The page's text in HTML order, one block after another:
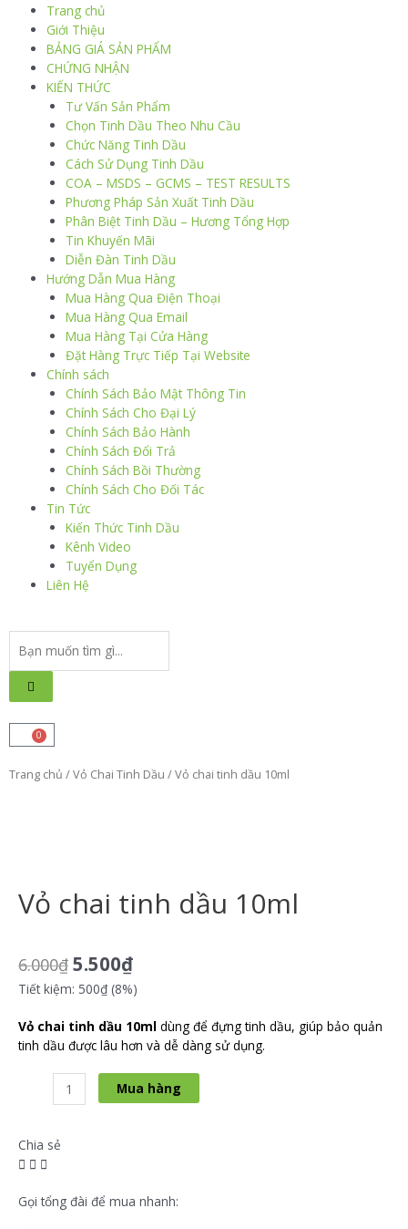
Trang chủ
Giới Thiệu
BẢNG GIÁ SẢN PHẨM
CHỨNG NHẬN
KIẾN THỨC
Tư Vấn Sản Phẩm
Chọn Tinh Dầu Theo Nhu Cầu
Chức Năng Tinh Dầu
Cách Sử Dụng Tinh Dầu
COA – MSDS – GCMS – TEST RESULTS
Phương Pháp Sản Xuất Tinh Dầu
Phân Biệt Tinh Dầu – Hương Tổng Hợp
Tin Khuyến Mãi
Diễn Đàn Tinh Dầu
Hướng Dẫn Mua Hàng
Mua Hàng Qua Điện Thoại
Mua Hàng Qua Email
Mua Hàng Tại Cửa Hàng
Đặt Hàng Trực Tiếp Tại Website
Chính sách
Chính Sách Bảo Mật Thông Tin
Chính Sách Cho Đại Lý
Chính Sách Bảo Hành
Chính Sách Đổi Trả
Chính Sách Bồi Thường
Chính Sách Cho Đối Tác
Tin Tức
Kiến Thức Tinh Dầu
Kênh Video
Tuyển Dụng
Liên Hệ
0
Trang chủ /Vỏ Chai Tinh Dầu / Vỏ chai tinh dầu 10ml
Vỏ chai tinh dầu 10ml
6.000₫ 5.500₫
Tiết kiệm: 500₫ (8%)
Vỏ chai tinh dầu 10ml dùng để đựng tinh dầu, giúp bảo quản
tinh dầu được lâu hơn và dễ dàng sử dụng.
Mua hàng
Chia sẻ
Gọi tổng đài để mua nhanh: